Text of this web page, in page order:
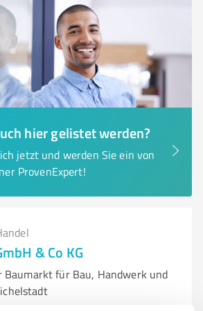
hier gelistet werden?
jetzt und werden Sie ein von
ProvenExpert!
& Co KG
für Bau, Handwerk und